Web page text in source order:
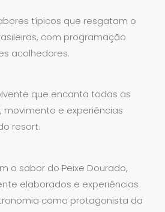
típicos que resgatam o
com programação
acolhedores.
que encanta todas as
movimento e experiências
resort.
o sabor do Peixe Dourado,
elaborados e experiências
como protagonista da